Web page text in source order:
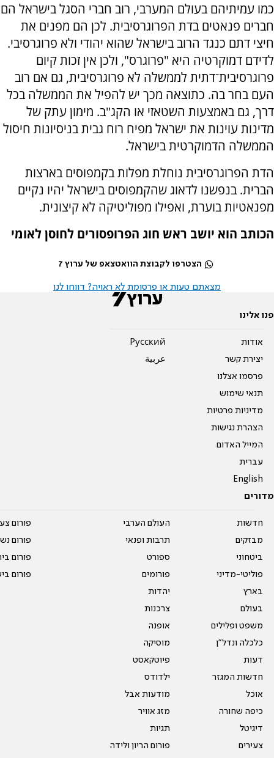
כמו עמיתיהם בעולם המערבי, רוב חברי הסגל בישראל הם
חברים פנאטים בדת הפרוגרסיבית. לכן הם מפנים את
חיצי דתם כנגד הרוב בישראל שהוא יהודי ולא פרוגרסיבי.
לדידם דמוקרטיה היא "פרוגרס", ולכן אין זכות קיום
פרוגרסיבית־דתית לממשלה לא פרוגרסיבית, גם אם רוב
העם בחר בה. כתוצאה מכך יש להפיל את הממשלה בכל
דרך, גם באמצעות השטאזי או הקג"ב. מימון עתק של
מדינות עוינות את ישראל מפיח רוח גבית בניסיונות חיסול
הממשלה הדמוקרטית בישראל.
הדת הפרוגרסיבית נוחלת מפלות בקמפוסים בארצות
הברית. בנפשנו לדאוג שהקמפוסים בישראל יהיו נקיים
מפנאטיות בוערת, ואפילו מפוליטיקה לא קיצונית.
הכותב הוא יושב ראש חוג הפרופסורים לחוסן לאומי
הצטרפו לקבוצת הוואטצאפ של ערוץ 7
מצאתם טעות או פרסומת לא ראויה? דווחו לנו
פנו אלינו
אודות
יצירת קשר
פרסמו אצלנו
תנאי שימוש
מדיניות פרטיות
הצהרת נגישות
המייל האדום
עברית
English
Pусский
عربية
מדורים
חדשות
מבזקים
ביטחוני
פוליטי-מדיני
בארץ
בעולם
משפט ופלילים
כלכלה ונדל"ן
דעות
חדשות המגזר
אוכל
כיפה שחורה
דיגיטל
צעירים
העולם הערבי
תרבות ופנאי
ספורט
פורומים
יהדות
צרכנות
אופנה
מוסיקה
פיוטקאסט
ילדודס
מודעות אבל
מזג אוויר
תגיות
פורום הריון ולידה
פורום
פורום
פורום
פורום